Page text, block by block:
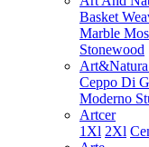
Basket
Marble
Stonewood
Art&Natura
Ceppo Di
Moderno
Artcer
1Xl 2Xl